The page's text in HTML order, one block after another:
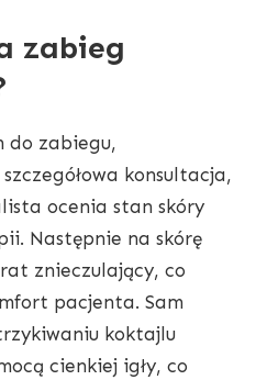
zabieg
do zabiegu,
konsultacja,
ocenia stan skóry
Następnie na skórę
znieczulający, co
pacjenta. Sam
koktajlu
cienkiej igły, co